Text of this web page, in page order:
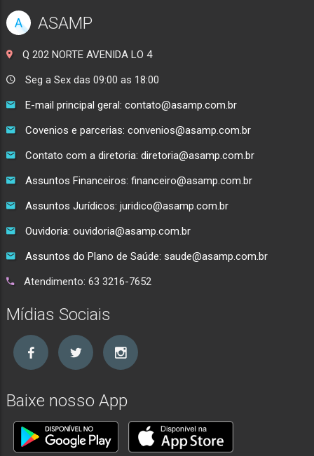
A ASAMP
Q 202 NORTE AVENIDA LO 4
Seg a Sex das 09:00 as 18:00
E-mail principal geral: contato@asamp.com.br
Covenios e parcerias: convenios@asamp.com.br
Contato com a diretoria: diretoria@asamp.com.br
Assuntos Financeiros: financeiro@asamp.com.br
Assuntos Jurídicos: juridico@asamp.com.br
Ouvidoria: ouvidoria@asamp.com.br
Assuntos do Plano de Saúde: saude@asamp.com.br
Atendimento: 63 3216-7652
Mídias Sociais
Baixe nosso App